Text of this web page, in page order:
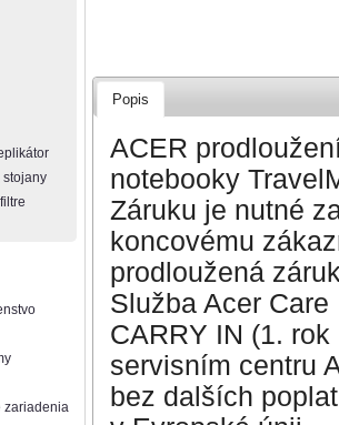
stojany
zariadenia
Popis
ACER
notebooky
Záruku je nutné
koncovému
prodloužená
Služba Acer Care
CARRY IN (1.
servisním centru
bez dalších